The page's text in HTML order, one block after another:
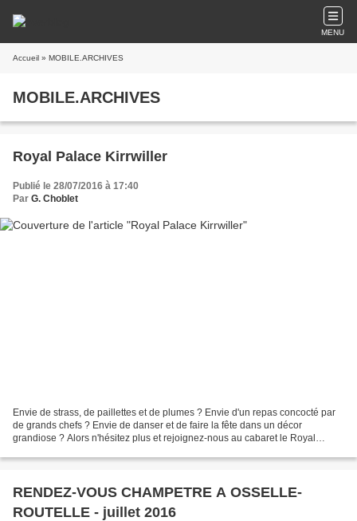
MENU
Accueil » MOBILE.ARCHIVES
MOBILE.ARCHIVES
Royal Palace Kirrwiller
Publié le 28/07/2016 à 17:40
Par G. Choblet
Envie de strass, de paillettes et de plumes ? Envie d'un repas concocté par
de grands chefs ? Envie de danser et de faire la fête dans un décor
grandiose ? Alors n'hésitez plus et rejoignez-nous au cabaret le Royal
RENDEZ-VOUS CHAMPETRE A OSSELLE-
ROUTELLE - juillet 2016